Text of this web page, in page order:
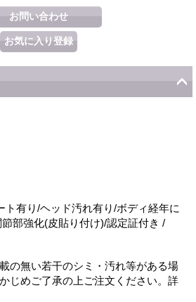
ト有り/ヘッド汚れ有り/ボディ経年に
部強化(皮貼り付け)/認定証付き /
の無い若干のシミ・汚れ等がある場
じめご了承の上ご注文ください。詳